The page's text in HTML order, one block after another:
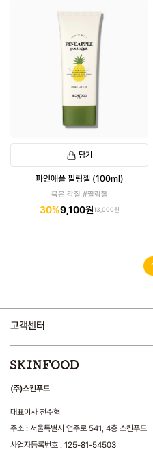
담기
파인애플 필링젤 (100ml)
묵은 각질 #필링젤
30%9,100원13,000원
고객센터
(주)스킨푸드
대표이사 천주혁
주소 : 서울특별시 언주로 541, 4층 스킨푸드
사업자등록번호 : 125-81-54503